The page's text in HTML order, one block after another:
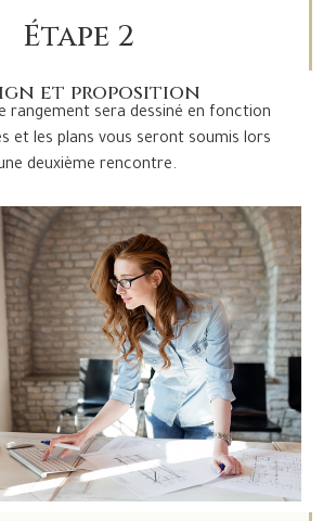
Étape 2
et proposition
rangement sera dessiné en fonction
et les plans vous seront soumis lors
deuxième rencontre.